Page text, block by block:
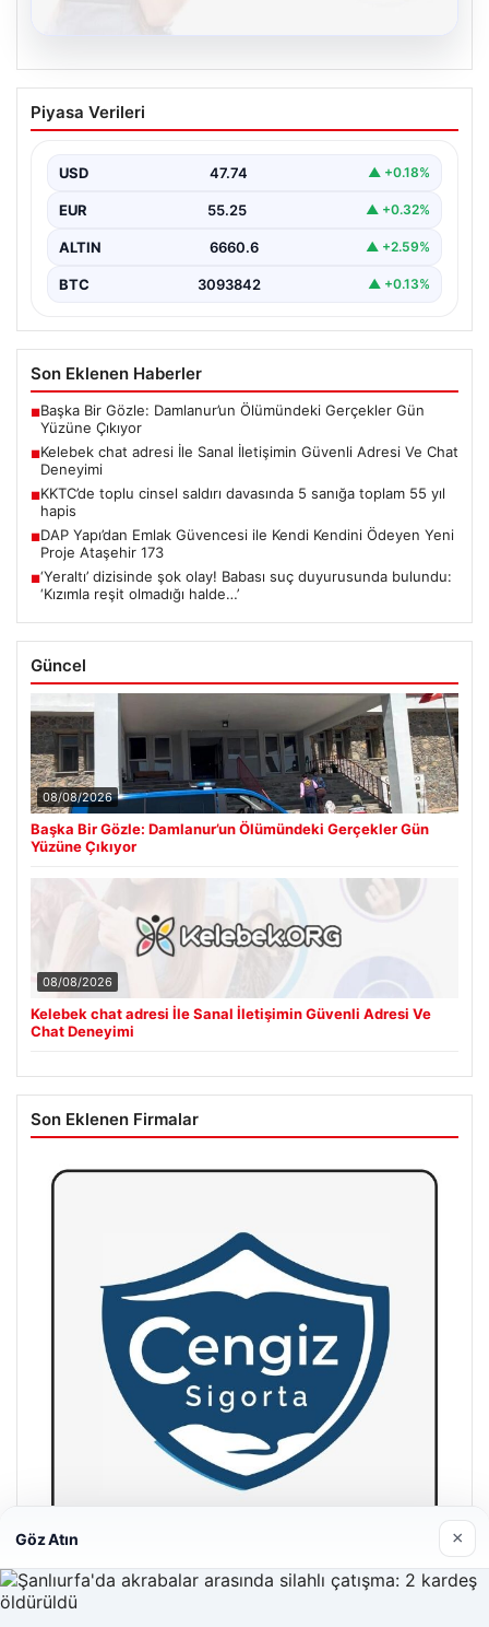
Kelebek chat adresi İle Sanal İletişimin
Güvenli Adresi Ve Chat Deneyimi
kurması ciddi bir değer barındırmaktadır. Günümüzde
birçok…
Piyasa Verileri
USD 47.74 ▲ +0.18%
EUR 55.25 ▲ +0.32%
ALTIN 6660.6 ▲ +2.59%
BTC 3093842 ▲ +0.13%
Son Eklenen Haberler
■Başka Bir Gözle: Damlanur’un Ölümündeki Gerçekler Gün
Yüzüne Çıkıyor
■Kelebek chat adresi İle Sanal İletişimin Güvenli Adresi Ve Chat
Deneyimi
■KKTC’de toplu cinsel saldırı davasında 5 sanığa toplam 55 yıl
hapis
■DAP Yapı’dan Emlak Güvencesi ile Kendi Kendini Ödeyen Yeni
Proje Ataşehir 173
■‘Yeraltı’ dizisinde şok olay! Babası suç duyurusunda bulundu:
‘Kızımla reşit olmadığı halde…’
Güncel
08/08/2026
Başka Bir Gözle: Damlanur’un Ölümündeki Gerçekler Gün
Yüzüne Çıkıyor
08/08/2026
Kelebek chat adresi İle Sanal İletişimin Güvenli Adresi Ve
Chat Deneyimi
Son Eklenen Firmalar
Hastaş Beton
Göz Atın ×